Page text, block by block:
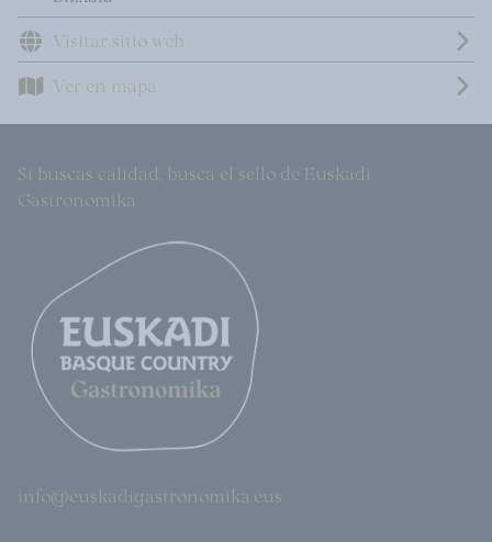
Visitar sitio web
Ver en mapa
Si buscas calidad, busca el sello de Euskadi
Gastronomika
info@euskadigastronomika.eus